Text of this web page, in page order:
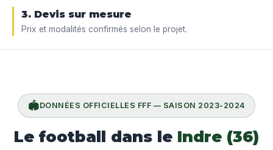
3. Devis sur mesure
Prix et modalités confirmés selon le projet.
🏟️DONNÉES OFFICIELLES FFF — SAISON 2023-2024
Le football dans le Indre (36)